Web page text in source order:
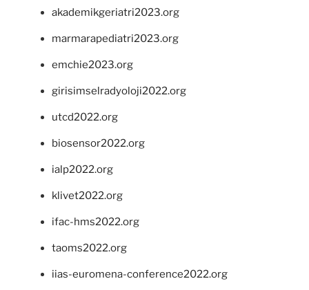
akademikgeriatri2023.org
marmarapediatri2023.org
emchie2023.org
girisimselradyoloji2022.org
utcd2022.org
biosensor2022.org
ialp2022.org
klivet2022.org
ifac-hms2022.org
taoms2022.org
iias-euromena-conference2022.org